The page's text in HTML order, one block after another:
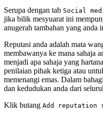
Serupa dengan tab Social
jika bilik mesyuarat ini
anugerah tambahan yang
Reputasi anda adalah mata
membawanya ke mana sahaja
menjadi apa sahaja yang
penilaian pihak ketiga atau
memenangi emas. Dalam
dan kedudukan anda dari
Klik butang Add reputation